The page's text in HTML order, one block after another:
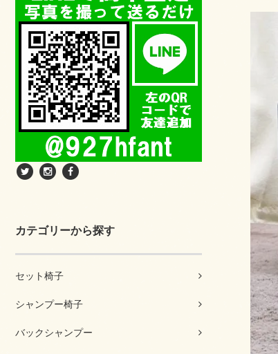
カテゴリーから探す
セット椅子
シャンプー椅子
バックシャンプー